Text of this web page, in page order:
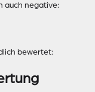
auch negative:
bewertet: